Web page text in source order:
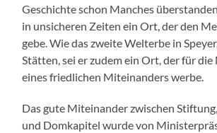
Geschichte schon Manches
in unsicheren Zeiten ein Ort, der den
gebe. Wie das zweite Welterbe in
Stätten, sei er zudem ein Ort, der für
eines friedlichen Miteinanders werbe.
Das gute Miteinander zwischen
und Domkapitel wurde von